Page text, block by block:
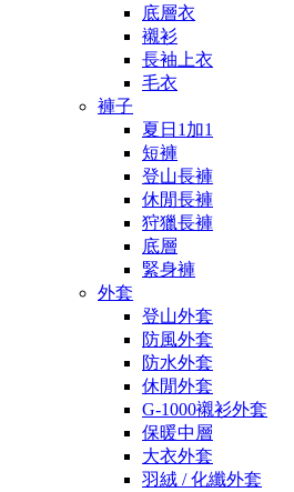
底層衣
襯衫
長袖上衣
毛衣
褲子
夏日1加1
短褲
登山長褲
休閒長褲
狩獵長褲
底層
緊身褲
外套
登山外套
防風外套
防水外套
休閒外套
G-1000襯衫外套
保暖中層
大衣外套
羽絨 / 化纖外套